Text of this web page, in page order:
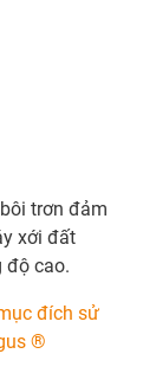
trơn đảm
xới đất
độ cao.
đích sử
®